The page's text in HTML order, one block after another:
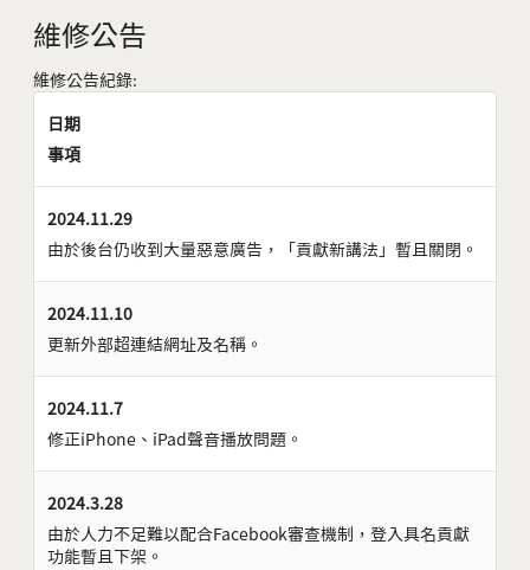
維修公告
維修公告紀錄:
日期
事項
2024.11.29
由於後台仍收到大量惡意廣告，「貢獻新講法」暫且關閉。
2024.11.10
更新外部超連結網址及名稱。
2024.11.7
修正iPhone、iPad聲音播放問題。
2024.3.28
由於人力不足難以配合Facebook審查機制，登入具名貢獻
功能暫且下架。